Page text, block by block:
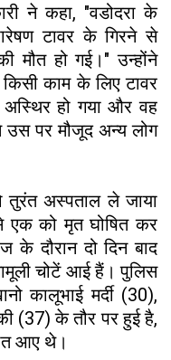
ने कहा, "वडोदरा के
टावर के गिरने से
मौत हो गई।" उन्होंने
किसी काम के लिए टावर
हो गया और वह
उस पर मौजूद अन्य लोग
अस्पताल ले जाया
एक को मृत घोषित कर
के दौरान दो दिन बाद
चोटें आई हैं। पुलिस
कालूभाई मर्दी (30),
(37) के तौर पर हुई है,
आए थे।